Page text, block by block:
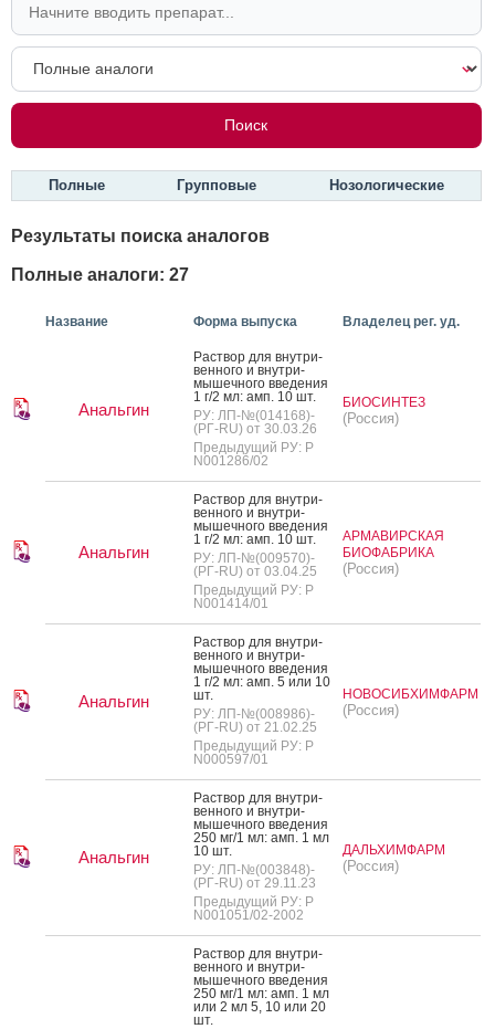
Полные Групповые Нозологические
Результаты поиска аналогов
Полные аналоги: 27
Название Форма выпуска Владелец рег. уд.
Анальгин
Рас­твор для внут­ри­
вен­но­го и внут­ри­
мышеч­но­го вве­дения
1 г/2 мл: амп. 10 шт.
РУ: ЛП-№(014168)-
(РГ-RU) от 30.03.26
Предыдущий РУ: Р
N001286/02
БИОСИНТЕЗ
(Россия)
Анальгин
Рас­твор для внут­ри­
вен­но­го и внут­ри­
мышеч­но­го вве­дения
1 г/2 мл: амп. 10 шт.
РУ: ЛП-№(009570)-
(РГ-RU) от 03.04.25
Предыдущий РУ: Р
N001414/01
АРМАВИРСКАЯ
БИОФАБРИКА
(Россия)
Анальгин
Рас­твор для внут­ри­
вен­но­го и внут­ри­
мышеч­но­го вве­дения
1 г/2 мл: амп. 5 или 10
шт.
РУ: ЛП-№(008986)-
(РГ-RU) от 21.02.25
Предыдущий РУ: Р
N000597/01
НОВОСИБХИМФАРМ
(Россия)
Анальгин
Рас­твор для внут­ри­
вен­но­го и внут­ри­
мышеч­но­го вве­дения
250 мг/1 мл: амп. 1 мл
10 шт.
РУ: ЛП-№(003848)-
(РГ-RU) от 29.11.23
Предыдущий РУ: Р
N001051/02-2002
ДАЛЬХИМФАРМ
(Россия)
Рас­твор для внут­ри­
вен­но­го и внут­ри­
мышеч­но­го вве­дения
250 мг/1 мл: амп. 1 мл
или 2 мл 5, 10 или 20
шт.